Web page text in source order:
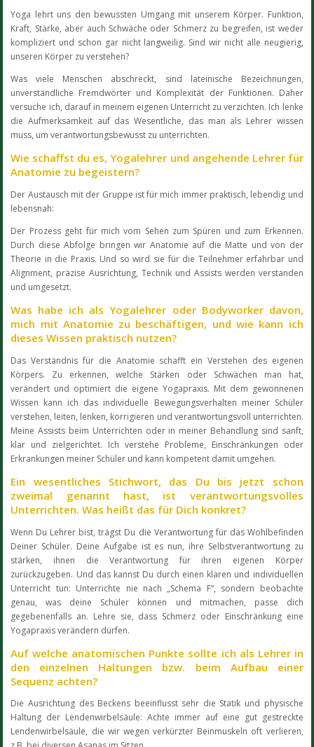
Yoga lehrt uns den bewussten Umgang mit unserem Körper. Funktion,
Kraft, Stärke, aber auch Schwäche oder Schmerz zu begreifen, ist weder
kompliziert und schon gar nicht langweilig. Sind wir nicht alle neugierig,
unseren Körper zu verstehen?
Was viele Menschen abschreckt, sind lateinische Bezeichnungen,
unverständliche Fremdwörter und Komplexität der Funktionen. Daher
versuche ich, darauf in meinem eigenen Unterricht zu verzichten. Ich lenke
die Aufmerksamkeit auf das Wesentliche, das man als Lehrer wissen
muss, um verantwortungsbewusst zu unterrichten.
Wie schaffst du es, Yogalehrer und angehende Lehrer für
Anatomie zu begeistern?
Der Austausch mit der Gruppe ist für mich immer praktisch, lebendig und
lebensnah:
Der Prozess geht für mich vom Sehen zum Spüren und zum Erkennen.
Durch diese Abfolge bringen wir Anatomie auf die Matte und von der
Theorie in die Praxis. Und so wird sie für die Teilnehmer erfahrbar und
Alignment, präzise Ausrichtung, Technik und Assists werden verstanden
und umgesetzt.
Was habe ich als Yogalehrer oder Bodyworker davon,
mich mit Anatomie zu beschäftigen, und wie kann ich
dieses Wissen praktisch nutzen?
Das Verständnis für die Anatomie schafft ein Verstehen des eigenen
Körpers. Zu erkennen, welche Stärken oder Schwächen man hat,
verändert und optimiert die eigene Yogapraxis. Mit dem gewonnenen
Wissen kann ich das individuelle Bewegungsverhalten meiner Schüler
verstehen, leiten, lenken, korrigieren und verantwortungsvoll unterrichten.
Meine Assists beim Unterrichten oder in meiner Behandlung sind sanft,
klar und zielgerichtet. Ich verstehe Probleme, Einschränkungen oder
Erkrankungen meiner Schüler und kann kompetent damit umgehen.
Ein wesentliches Stichwort, das Du bis jetzt schon
zweimal genannt hast, ist verantwortungsvolles
Unterrichten. Was heißt das für Dich konkret?
Wenn Du Lehrer bist, trägst Du die Verantwortung für das Wohlbefinden
Deiner Schüler. Deine Aufgabe ist es nun, ihre Selbstverantwortung zu
stärken, ihnen die Verantwortung für ihren eigenen Körper
zurückzugeben. Und das kannst Du durch einen klaren und individuellen
Unterricht tun: Unterrichte nie nach „Schema F“, sondern beobachte
genau, was deine Schüler können und mitmachen, passe dich
gegebenenfalls an. Lehre sie, dass Schmerz oder Einschränkung eine
Yogapraxis verändern dürfen.
Auf welche anatomischen Punkte sollte ich als Lehrer in
den einzelnen Haltungen bzw. beim Aufbau einer
Sequenz achten?
Die Ausrichtung des Beckens beeinflusst sehr die Statik und physische
Haltung der Lendenwirbelsäule: Achte immer auf eine gut gestreckte
Lendenwirbelsäule, die wir wegen verkürzter Beinmuskeln oft verlieren,